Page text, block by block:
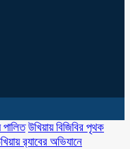
উখিয়ায় বিজিবির পৃথক
র‌্যাবের অভিযানে